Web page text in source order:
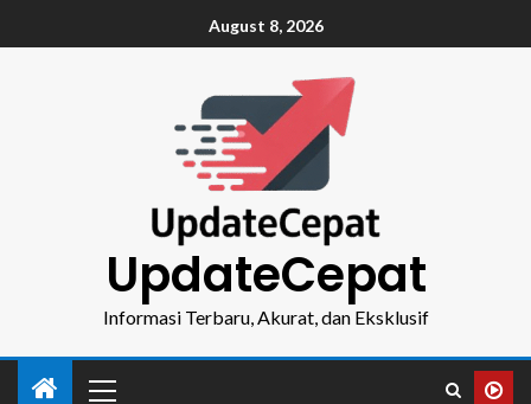
August 8, 2026
UpdateCepat
Informasi Terbaru, Akurat, dan Eksklusif